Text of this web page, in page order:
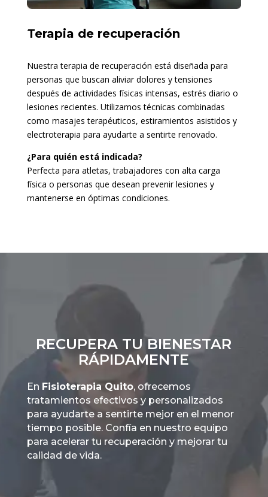
Terapia de recuperación
Nuestra terapia de recuperación está diseñada para
personas que buscan aliviar dolores y tensiones
después de actividades físicas intensas, estrés diario o
lesiones recientes. Utilizamos técnicas combinadas
como masajes terapéuticos, estiramientos asistidos y
electroterapia para ayudarte a sentirte renovado.
¿Para quién está indicada?
Perfecta para atletas, trabajadores con alta carga
física o personas que desean prevenir lesiones y
mantenerse en óptimas condiciones.
RECUPERA TU BIENESTAR
RÁPIDAMENTE
En Fisioterapia Quito, ofrecemos
tratamientos efectivos y personalizados
para ayudarte a sentirte mejor en el menor
tiempo posible. Confía en nuestro equipo
para acelerar tu recuperación y mejorar tu
calidad de vida.